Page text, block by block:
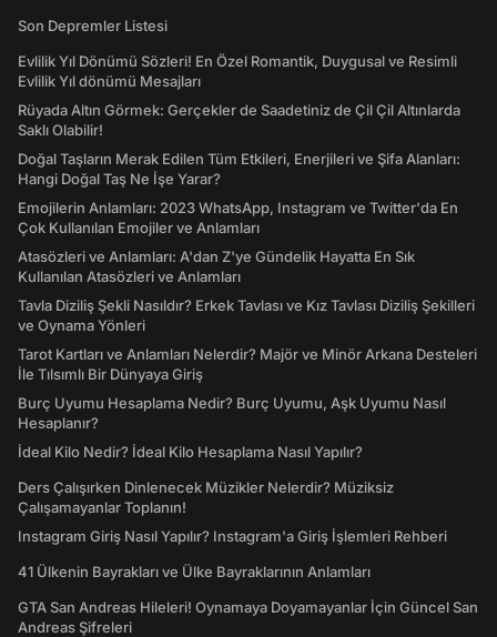
Son Depremler Listesi
Evlilik Yıl Dönümü Sözleri! En Özel Romantik, Duygusal ve Resimli
Evlilik Yıl dönümü Mesajları
Rüyada Altın Görmek: Gerçekler de Saadetiniz de Çil Çil Altınlarda
Saklı Olabilir!
Doğal Taşların Merak Edilen Tüm Etkileri, Enerjileri ve Şifa Alanları:
Hangi Doğal Taş Ne İşe Yarar?
Emojilerin Anlamları: 2023 WhatsApp, Instagram ve Twitter'da En
Çok Kullanılan Emojiler ve Anlamları
Atasözleri ve Anlamları: A'dan Z'ye Gündelik Hayatta En Sık
Kullanılan Atasözleri ve Anlamları
Tavla Diziliş Şekli Nasıldır? Erkek Tavlası ve Kız Tavlası Diziliş Şekilleri
ve Oynama Yönleri
Tarot Kartları ve Anlamları Nelerdir? Majör ve Minör Arkana Desteleri
İle Tılsımlı Bir Dünyaya Giriş
Burç Uyumu Hesaplama Nedir? Burç Uyumu, Aşk Uyumu Nasıl
Hesaplanır?
İdeal Kilo Nedir? İdeal Kilo Hesaplama Nasıl Yapılır?
Ders Çalışırken Dinlenecek Müzikler Nelerdir? Müziksiz
Çalışamayanlar Toplanın!
Instagram Giriş Nasıl Yapılır? Instagram'a Giriş İşlemleri Rehberi
41 Ülkenin Bayrakları ve Ülke Bayraklarının Anlamları
GTA San Andreas Hileleri! Oynamaya Doyamayanlar İçin Güncel San
Andreas Şifreleri